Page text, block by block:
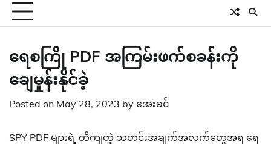
ရေစကြို PDF အကြမ်းဖက်စခန်းကို
ချေမှုန်းနိုင်ခဲ့
Posted on May 28, 2023 by အေးခင်
SPY PDF များရဲ့ တိကျတဲ့ သတင်းအချက်အလက်တွေအရ ရေ